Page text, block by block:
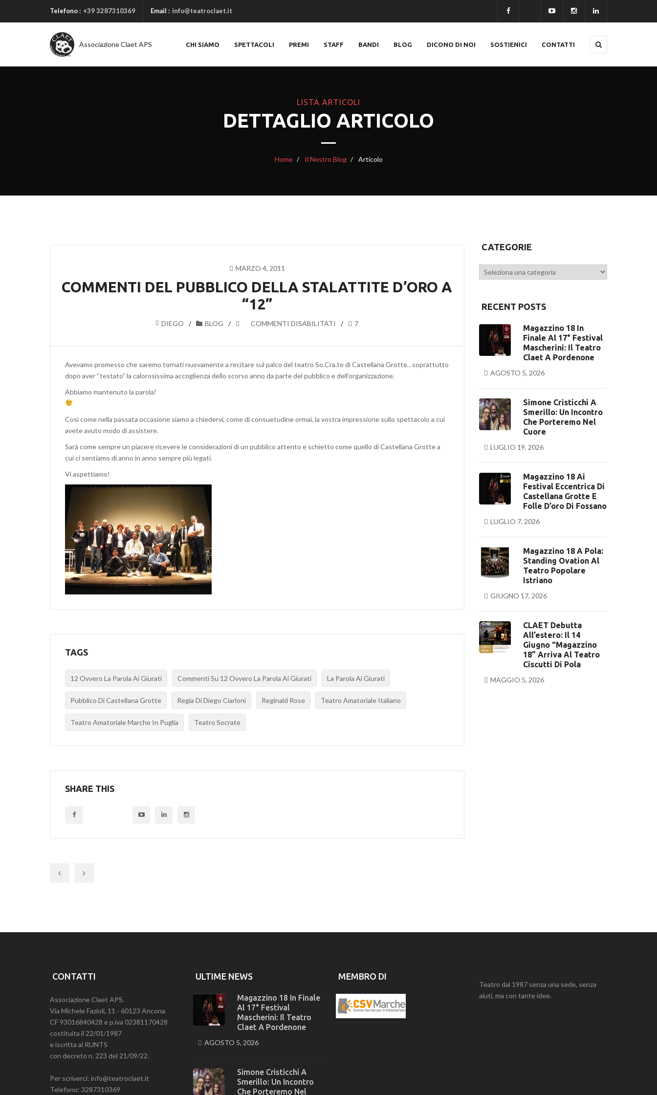
Telefono : +39 3287310369 Email : info@teatroclaet.it
Associazione Claet APS CHI SIAMO SPETTACOLI PREMI STAFF BANDI BLOG DICONO DI NOI SOSTIENICI CONTATTI
LISTA ARTICOLI
DETTAGLIO ARTICOLO
Home Il Nostro Blog Articolo
MARZO 4, 2011
COMMENTI DEL PUBBLICO DELLA STALATTITE D’ORO A
“12”
DIEGO BLOG COMMENTI DISABILITATI
SU
DEL
DELLA
STALATTITE
7
Avevamo promesso che saremo tornati nuovamente a recitare sul palco del teatro So.Cra.te di Castellana Grotte…soprattutto
dopo aver “testato” la calorosissima accoglienza dello scorso anno da parte del pubblico e dell’organizzazione.
Abbiamo mantenuto la parola!
Così come nella passata occasione siamo a chiedervi, come di consuetudine ormai, la vostra impressione sullo spettacolo a cui
avete avuto modo di assistere.
Sarà come sempre un piacere ricevere le considerazioni di un pubblico attento e schietto come quello di Castellana Grotte a
cui ci sentiamo di anno in anno sempre più legati.
Vi aspettiamo!
TAGS
12 Ovvero La Parola Ai Giurati Commenti Su 12 Ovvero La Parola Ai Giurati La Parola Ai Giurati
Pubblico Di Castellana Grotte Regia Di Diego Ciarloni Reginald Rose Teatro Amatoriale Italiano
Teatro Amatoriale Marche In Puglia Teatro Socrate
SHARE THIS
CATEGORIE
Categorie
RECENT POSTS
Magazzino 18 In
Finale Al 17° Festival
Mascherini: Il Teatro
Claet A Pordenone
AGOSTO 5, 2026
Simone Cristicchi A
Smerillo: Un Incontro
Che Porteremo Nel
Cuore
LUGLIO 19, 2026
Magazzino 18 Ai
Festival Eccentrica Di
Castellana Grotte E
Folle D’oro Di Fossano
LUGLIO 7, 2026
Magazzino 18 A Pola:
Standing Ovation Al
Teatro Popolare
Istriano
GIUGNO 17, 2026
CLAET Debutta
All’estero: Il 14
Giugno “Magazzino
18” Arriva Al Teatro
Ciscutti Di Pola
MAGGIO 5, 2026
CONTATTI
Associazione Claet APS.
Via Michele Fazioli, 11 - 60123 Ancona
CF 93016840428 e p.iva 02381170428
costituita il 22/01/1987
e iscritta al RUNTS
con decreto n. 223 del 21/09/22.
Per scriverci: info@teatroclaet.it
Telefono: 3287310369
ULTIME NEWS
Magazzino 18 In Finale
Al 17° Festival
Mascherini: Il Teatro
Claet A Pordenone
AGOSTO 5, 2026
Simone Cristicchi A
Smerillo: Un Incontro
Che Porteremo Nel
MEMBRO DI
Teatro dal 1987 senza una sede, senza
aiuti, ma con tante idee.